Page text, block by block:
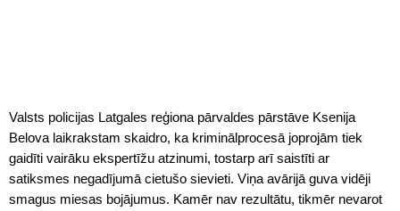
Valsts policijas Latgales reģiona pārvaldes pārstāve Ksenija
Belova laikrakstam skaidro, ka kriminālprocesā joprojām tiek
gaidīti vairāku ekspertīžu atzinumi, tostarp arī saistīti ar
satiksmes negadījumā cietušo sievieti. Viņa avārijā guva vidēji
smagus miesas bojājumus. Kamēr nav rezultātu, tikmēr nevarot